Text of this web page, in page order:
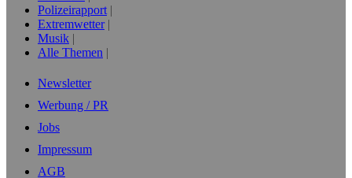
Polizeirapport
Extremwetter
Musik
Alle Themen
Newsletter
Werbung / PR
Jobs
Impressum
AGB